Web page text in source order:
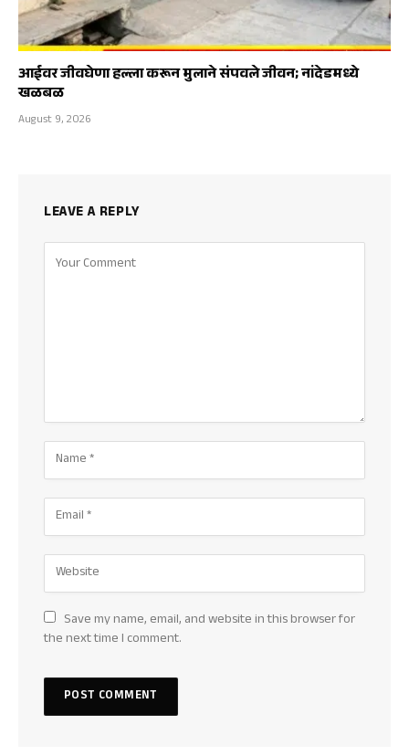
आईवर जीवघेणा हल्ला करून मुलाने संपवले जीवन; नांदेडमध्ये
खळबळ
August 9, 2026
LEAVE A REPLY
Save my name, email, and website in this browser for
the next time I comment.